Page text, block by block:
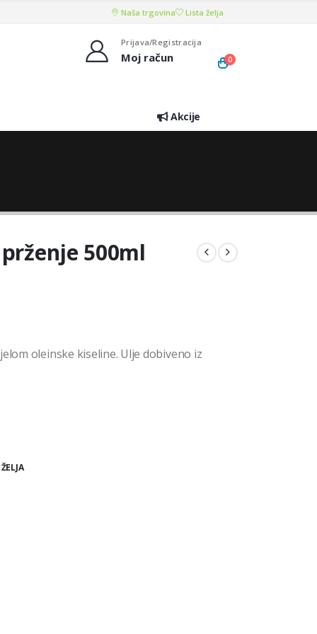
Naša trgovina Lista želja
Prijava/Registracija
Moj račun 0
Akcije
500ml
oleinske kiseline. Ulje dobiveno iz